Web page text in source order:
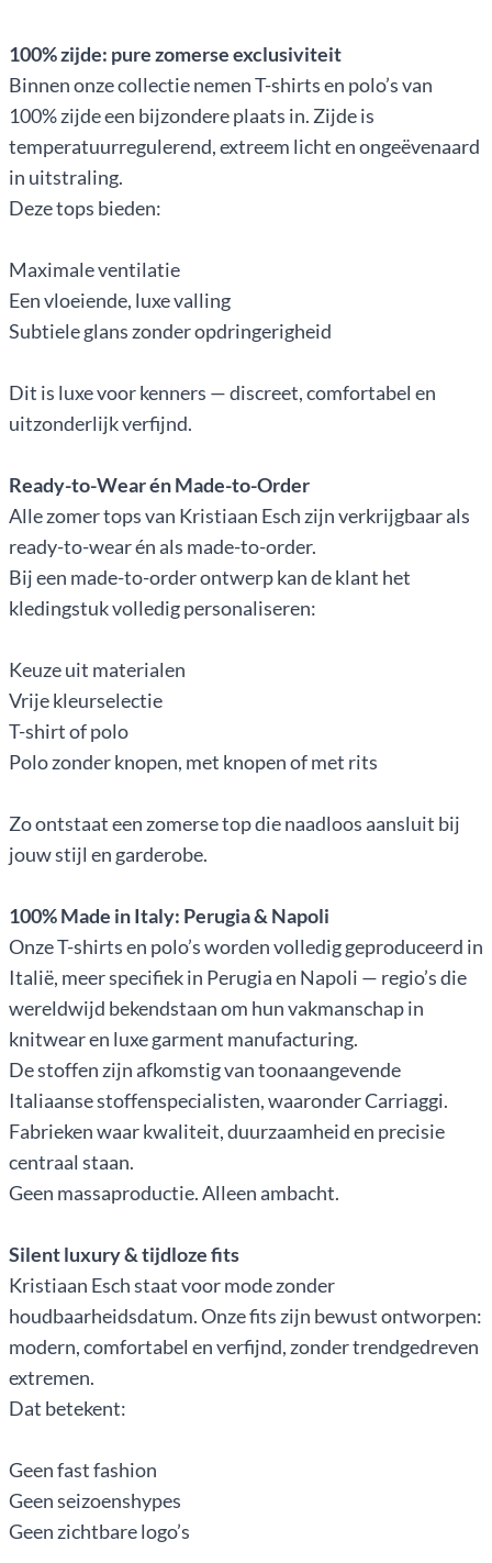
100% zijde: pure zomerse exclusiviteit
Binnen onze collectie nemen T-shirts en polo’s van
100% zijde een bijzondere plaats in. Zijde is
temperatuurregulerend, extreem licht en ongeëvenaard
in uitstraling.
Deze tops bieden:
Maximale ventilatie
Een vloeiende, luxe valling
Subtiele glans zonder opdringerigheid
Dit is luxe voor kenners — discreet, comfortabel en
uitzonderlijk verfijnd.
Ready-to-Wear én Made-to-Order
Alle zomer tops van Kristiaan Esch zijn verkrijgbaar als
ready-to-wear én als made-to-order.
Bij een made-to-order ontwerp kan de klant het
kledingstuk volledig personaliseren:
Keuze uit materialen
Vrije kleurselectie
T-shirt of polo
Polo zonder knopen, met knopen of met rits
Zo ontstaat een zomerse top die naadloos aansluit bij
jouw stijl en garderobe.
100% Made in Italy: Perugia & Napoli
Onze T-shirts en polo’s worden volledig geproduceerd in
Italië, meer specifiek in Perugia en Napoli — regio’s die
wereldwijd bekendstaan om hun vakmanschap in
knitwear en luxe garment manufacturing.
De stoffen zijn afkomstig van toonaangevende
Italiaanse stoffenspecialisten, waaronder Carriaggi.
Fabrieken waar kwaliteit, duurzaamheid en precisie
centraal staan.
Geen massaproductie. Alleen ambacht.
Silent luxury & tijdloze fits
Kristiaan Esch staat voor mode zonder
houdbaarheidsdatum. Onze fits zijn bewust ontworpen:
modern, comfortabel en verfijnd, zonder trendgedreven
extremen.
Dat betekent:
Geen fast fashion
Geen seizoenshypes
Geen zichtbare logo’s